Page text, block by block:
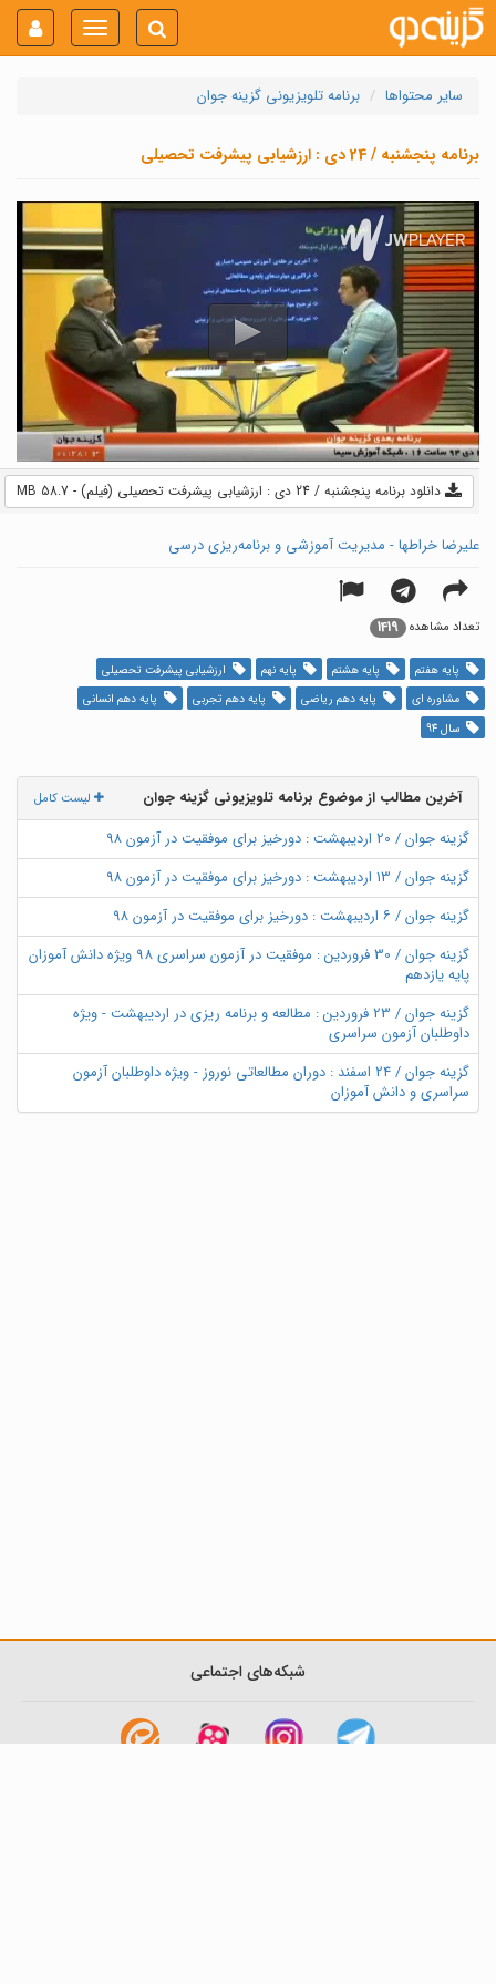
Toggle
navigation
سایر محتواها برنامه تلویزیونی گزینه جوان
برنامه پنجشنبه / 24 دی : ارزشیابی پیشرفت تحصیلی
دانلود برنامه پنجشنبه / 24 دی : ارزشیابی پیشرفت تحصیلی (فیلم) - 58.7 MB
علیرضا خراطها - مدیریت آموزشی و برنامه‌ریزی درسی
تعداد مشاهده 1419
پایه هفتم پایه هشتم پایه نهم
ارزشیابی پیشرفت تحصیلی
مشاوره ای
پایه دهم ریاضی پایه دهم تجربی
پایه دهم انسانی
سال 94
لیست کامل
آخرین مطالب از موضوع برنامه تلویزیونی گزینه جوان
گزینه جوان / 20 اردیبهشت : دورخیز برای موفقیت در آزمون ۹۸
گزینه جوان / 13 اردیبهشت : دورخیز برای موفقیت در آزمون ۹۸
گزینه جوان / ۶ اردیبهشت : دورخیز برای موفقیت در آزمون ۹۸
گزینه جوان / 30 فروردین : موفقیت در آزمون سراسری 98 ویژه دانش آموزان
پایه یازدهم
گزینه جوان / 23 فروردین : مطالعه و برنامه ریزی در اردیبهشت - ویژه
داوطلبان آزمون سراسری
گزینه جوان / ۲۴ اسفند : دوران مطالعاتی نوروز - ویژه داوطلبان آزمون
سراسری و دانش آموزان
شبکه‌های اجتماعی